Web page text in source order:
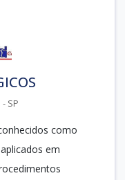
- SP
como
em